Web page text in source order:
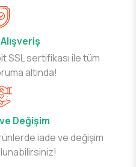
SSL sertifikası ile tüm
altında!
Değişim
iade ve değişim